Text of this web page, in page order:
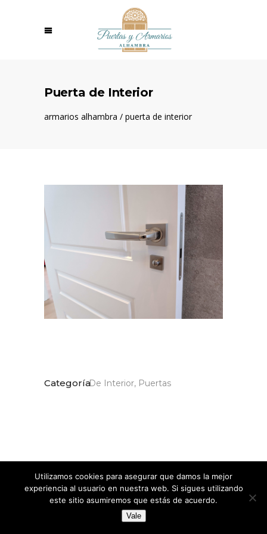
Puerta de Interior
armarios alhambra / puerta de interior
CategoríaDe Interior, Puertas
Share:
Utilizamos cookies para asegurar que damos la mejor
experiencia al usuario en nuestra web. Si sigues utilizando
este sitio asumiremos que estás de acuerdo.
Vale